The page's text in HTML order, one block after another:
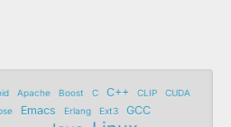
Apache Boost C C++ CLIP
CUDA
Emacs Erlang Ext3
GCC